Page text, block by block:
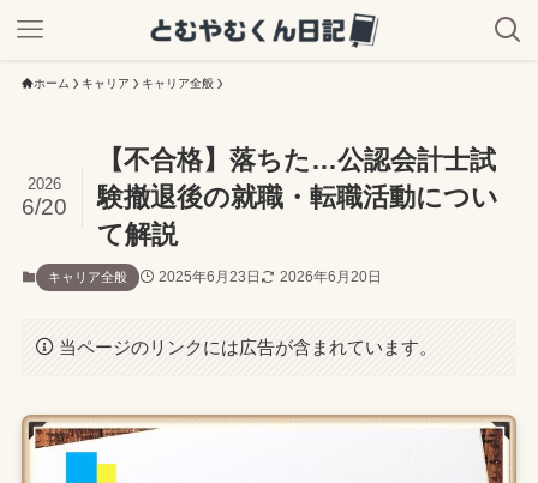
ホーム キャリア キャリア全般
【不合格】落ちた…公認会計士試
験撤退後の就職・転職活動につい
て解説
2026
6/20
キャリア全般 2025年6月23日 2026年6月20日
当ページのリンクには広告が含まれています。